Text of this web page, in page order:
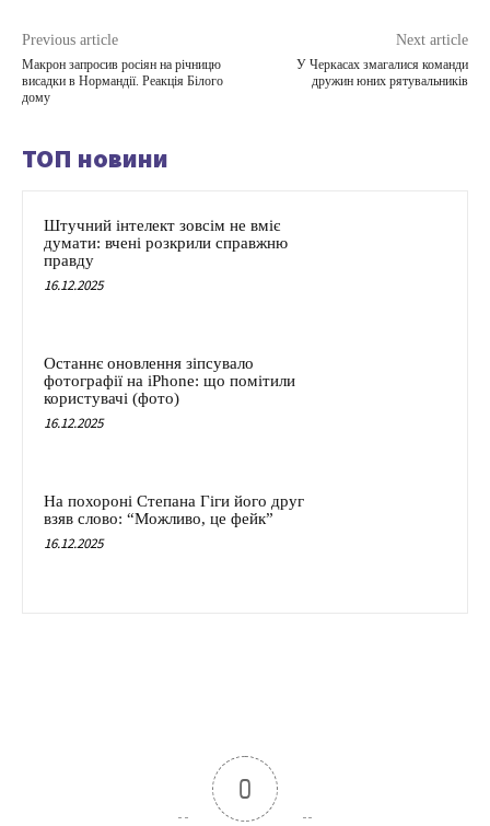
Previous article
Макрон запросив росіян на річницю
висадки в Нормандії. Реакція Білого
дому
Next article
У Черкасах змагалися команди
дружин юних рятувальників
ТОП новини
Штучний інтелект зовсім не вміє
думати: вчені розкрили справжню
правду
16.12.2025
Останнє оновлення зіпсувало
фотографії на iPhone: що помітили
користувачі (фото)
16.12.2025
На похороні Степана Гіги його друг
взяв слово: “Можливо, це фейк”
16.12.2025
0